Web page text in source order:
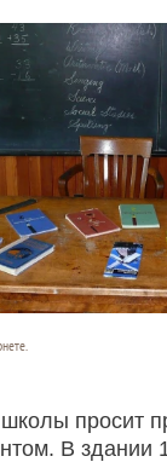
просит
В здании